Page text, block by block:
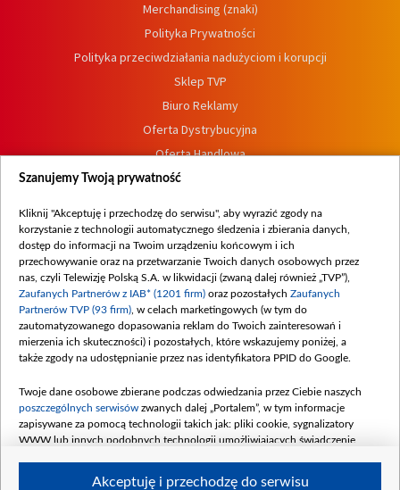
Merchandising (znaki)
Polityka Prywatności
Polityka przeciwdziałania nadużyciom i korupcji
Sklep TVP
Biuro Reklamy
Oferta Dystrybucyjna
Oferta Handlowa
Dostępność
Procedura zgłoszeń wewnętrznych
Szanujemy Twoją prywatność
Kliknij "Akceptuję i przechodzę do serwisu", aby wyrazić zgody na
korzystanie z technologii automatycznego śledzenia i zbierania danych,
dostęp do informacji na Twoim urządzeniu końcowym i ich
przechowywanie oraz na przetwarzanie Twoich danych osobowych przez
nas, czyli Telewizję Polską S.A. w likwidacji (zwaną dalej również „TVP”),
Zaufanych Partnerów z IAB* (1201 firm) oraz pozostałych Zaufanych
Partnerów TVP (93 firm) , w celach marketingowych (w tym do
zautomatyzowanego dopasowania reklam do Twoich zainteresowań i
mierzenia ich skuteczności) i pozostałych, które wskazujemy poniżej, a
także zgody na udostępnianie przez nas identyfikatora PPID do Google.
Twoje dane osobowe zbierane podczas odwiedzania przez Ciebie naszych
poszczególnych serwisów zwanych dalej „Portalem”, w tym informacje
zapisywane za pomocą technologii takich jak: pliki cookie, sygnalizatory
WWW lub innych podobnych technologii umożliwiających świadczenie
Akceptuję i przechodzę do serwisu